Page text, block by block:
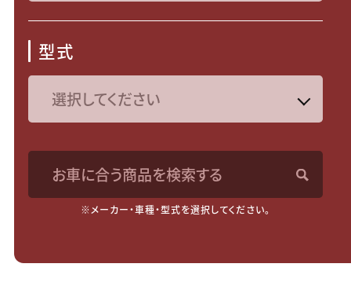
型式
お車に合う商品を検索する
※メーカー・車種・型式を選択してください。